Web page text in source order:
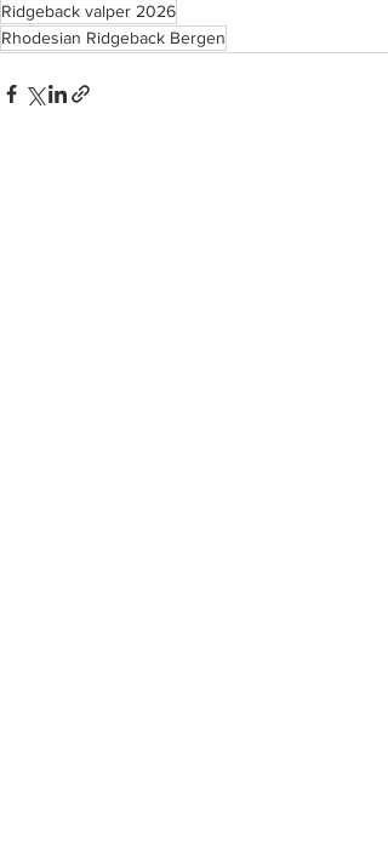
Ridgeback valper 2026
Rhodesian Ridgeback Bergen